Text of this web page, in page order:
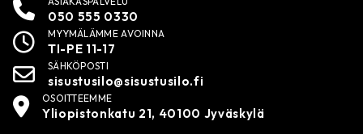
050 555 0330
MYYMÄLÄMME AVOINNA
TI-PE 11-17
SÄHKÖPOSTI
sisustusilo@sisustusilo.fi
OSOITTEEMME
Yliopistonkatu 21, 40100 Jyväskylä